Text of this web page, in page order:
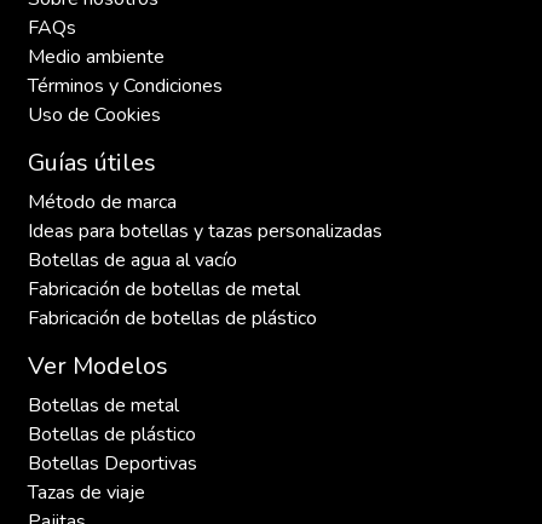
FAQs
Medio ambiente
Términos y Condiciones
Uso de Cookies
Guías útiles
Método de marca
Ideas para botellas y tazas personalizadas
Botellas de agua al vacío
Fabricación de botellas de metal
Fabricación de botellas de plástico
Ver Modelos
Botellas de metal
Botellas de plástico
Botellas Deportivas
Tazas de viaje